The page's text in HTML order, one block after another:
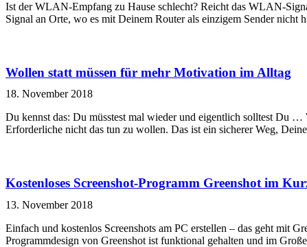
Ist der WLAN-Empfang zu Hause schlecht? Reicht das WLAN-
Signal an Orte, wo es mit Deinem Router als einzigem Sender nicht
Wollen statt müssen für mehr Motivation im Alltag
18. November 2018
Du kennst das: Du müsstest mal wieder und eigentlich solltest Du
Erforderliche nicht das tun zu wollen. Das ist ein sicherer Weg,
Kostenloses Screenshot-Programm Greenshot im
13. November 2018
Einfach und kostenlos Screenshots am PC erstellen – das geht mit
Programmdesign von Greenshot ist funktional gehalten und im